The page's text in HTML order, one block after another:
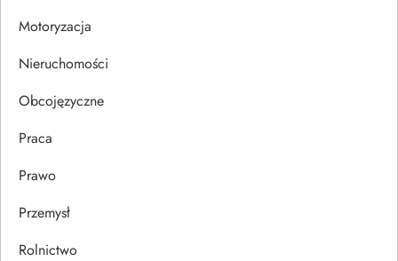
u
Motoryzacja
Nieruchomości
Obcojęzyczne
Praca
Prawo
Przemysł
Rolnictwo